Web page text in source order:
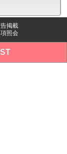
掲載
照会